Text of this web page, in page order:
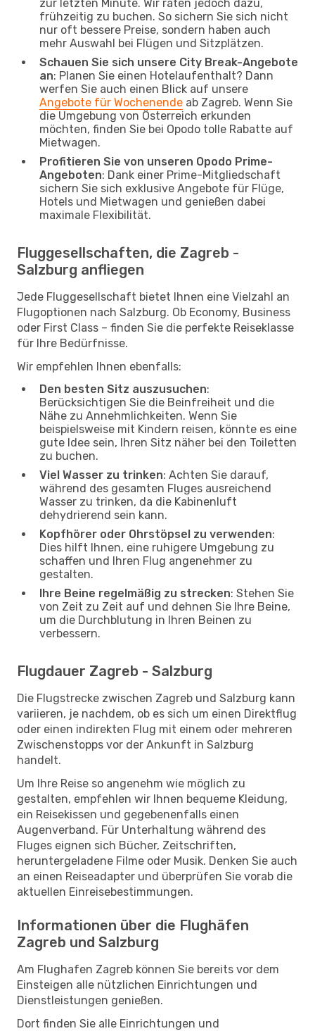
zur letzten Minute. Wir raten jedoch dazu,
frühzeitig zu buchen. So sichern Sie sich nicht
nur oft bessere Preise, sondern haben auch
mehr Auswahl bei Flügen und Sitzplätzen.
Schauen Sie sich unsere City Break-Angebote
an: Planen Sie einen Hotelaufenthalt? Dann
werfen Sie auch einen Blick auf unsere
Angebote für Wochenende ab Zagreb. Wenn Sie
die Umgebung von Österreich erkunden
möchten, finden Sie bei Opodo tolle Rabatte auf
Mietwagen.
Profitieren Sie von unseren Opodo Prime-
Angeboten: Dank einer Prime-Mitgliedschaft
sichern Sie sich exklusive Angebote für Flüge,
Hotels und Mietwagen und genießen dabei
maximale Flexibilität.
Fluggesellschaften, die Zagreb -
Salzburg anfliegen
Jede Fluggesellschaft bietet Ihnen eine Vielzahl an
Flugoptionen nach Salzburg. Ob Economy, Business
oder First Class – finden Sie die perfekte Reiseklasse
für Ihre Bedürfnisse.
Wir empfehlen Ihnen ebenfalls:
Den besten Sitz auszusuchen:
Berücksichtigen Sie die Beinfreiheit und die
Nähe zu Annehmlichkeiten. Wenn Sie
beispielsweise mit Kindern reisen, könnte es eine
gute Idee sein, Ihren Sitz näher bei den Toiletten
zu buchen.
Viel Wasser zu trinken: Achten Sie darauf,
während des gesamten Fluges ausreichend
Wasser zu trinken, da die Kabinenluft
dehydrierend sein kann.
Kopfhörer oder Ohrstöpsel zu verwenden:
Dies hilft Ihnen, eine ruhigere Umgebung zu
schaffen und Ihren Flug angenehmer zu
gestalten.
Ihre Beine regelmäßig zu strecken: Stehen Sie
von Zeit zu Zeit auf und dehnen Sie Ihre Beine,
um die Durchblutung in Ihren Beinen zu
verbessern.
Flugdauer Zagreb - Salzburg
Die Flugstrecke zwischen Zagreb und Salzburg kann
variieren, je nachdem, ob es sich um einen Direktflug
oder einen indirekten Flug mit einem oder mehreren
Zwischenstopps vor der Ankunft in Salzburg
handelt.
Um Ihre Reise so angenehm wie möglich zu
gestalten, empfehlen wir Ihnen bequeme Kleidung,
ein Reisekissen und gegebenenfalls einen
Augenverband. Für Unterhaltung während des
Fluges eignen sich Bücher, Zeitschriften,
heruntergeladene Filme oder Musik. Denken Sie auch
an einen Reiseadapter und überprüfen Sie vorab die
aktuellen Einreisebestimmungen.
Informationen über die Flughäfen
Zagreb und Salzburg
Am Flughafen Zagreb können Sie bereits vor dem
Einsteigen alle nützlichen Einrichtungen und
Dienstleistungen genießen.
Dort finden Sie alle Einrichtungen und